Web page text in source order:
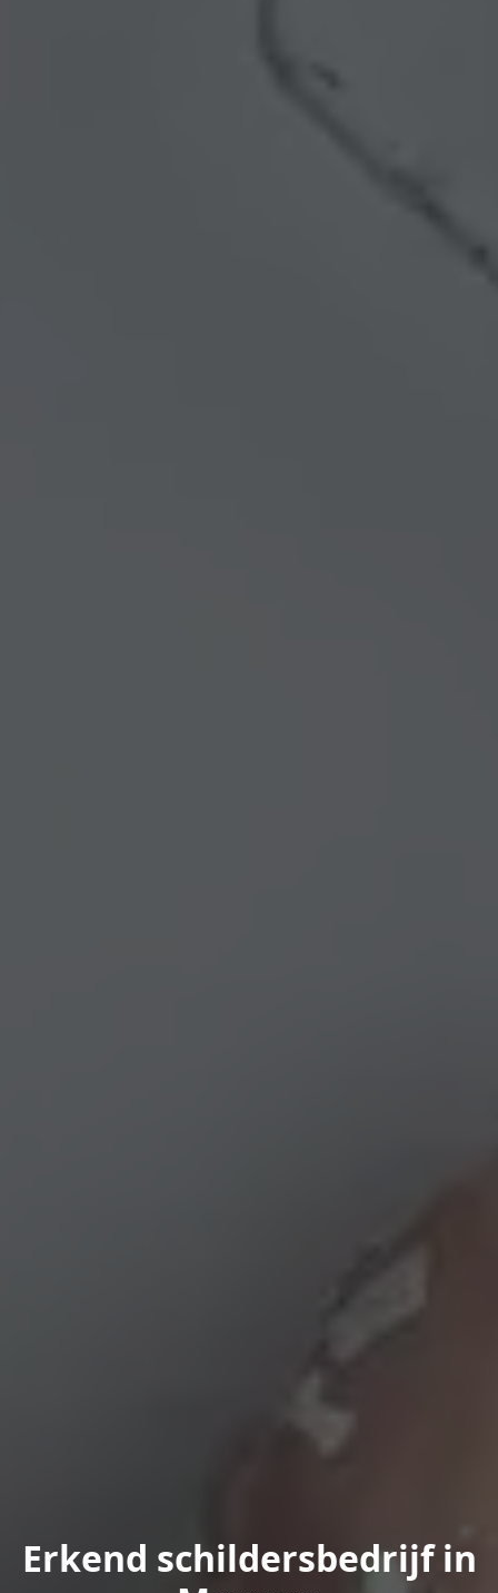
Erkend schildersbedrijf in